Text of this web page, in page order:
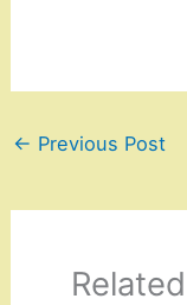
← Previous Post